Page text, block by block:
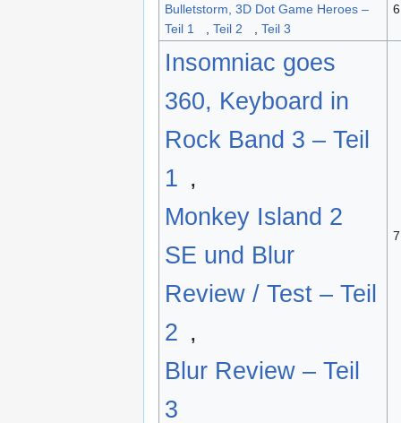
Bulletstorm, 3D Dot Game Heroes –
Teil 1
Teil 2 Teil 3
6
Insomniac goes
360, Keyboard in
Rock Band 3 – Teil
1 ,
Monkey Island 2
SE und Blur
Review / Test – Teil
2 ,
Blur Review – Teil
3
7